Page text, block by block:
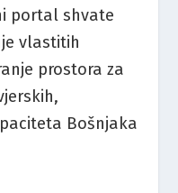
portal shvate
vlastitih
prostora za
Bošnjaka